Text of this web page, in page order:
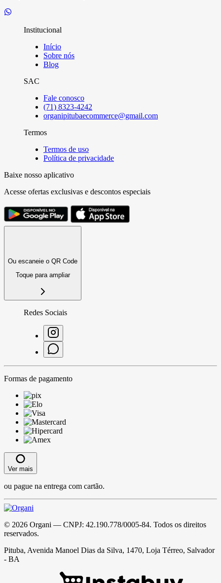
Institucional
Início
Sobre nós
Blog
SAC
Fale conosco
(71) 8323-4242
organipitubaecommerce@gmail.com
Termos
Termos de uso
Política de privacidade
Baixe nosso aplicativo
Acesse ofertas exclusivas e descontos especiais
Ou escaneie o QR Code
Toque para ampliar
Redes Sociais
Formas de pagamento
Ver mais
ou pague na entrega com cartão.
© 2026 Organi — CNPJ: 42.190.778/0005-84. Todos os direitos
reservados.
Pituba, Avenida Manoel Dias da Silva, 1470, Loja Térreo, Salvador
- BA